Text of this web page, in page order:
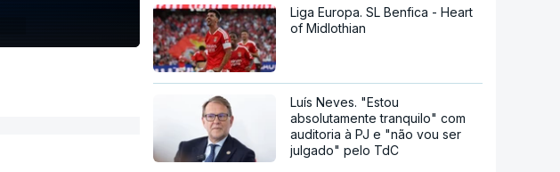
Liga Europa. SL Benfica - Heart
of Midlothian
Luís Neves. "Estou
absolutamente tranquilo" com
auditoria à PJ e "não vou ser
julgado" pelo TdC